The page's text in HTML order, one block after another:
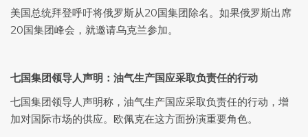
美国总统拜登呼吁将俄罗斯从20国集团除名。如果俄罗斯出席
20国集团峰会，就邀请乌克兰参加。
七国集团领导人声明：油气生产国应采取负责任的行动
七国集团领导人声明称，油气生产国应采取负责任的行动，增
加对国际市场的供应。欧佩克在这方面扮演重要角色。